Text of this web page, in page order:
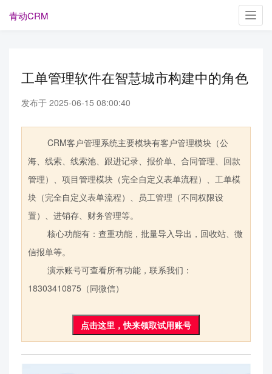
青动CRM
工单管理软件在智慧城市构建中的角色
发布于 2025-06-15 08:00:40
CRM客户管理系统主要模块有客户管理模块（公
海、线索、线索池、跟进记录、报价单、合同管理、回款
管理）、项目管理模块（完全自定义表单流程）、工单模
块（完全自定义表单流程）、员工管理（不同权限设
置）、进销存、财务管理等。
核心功能有：查重功能，批量导入导出，回收站、微
信报单等。
演示账号可查看所有功能，联系我们：
18303410875（同微信）
点击这里，快来领取试用账号